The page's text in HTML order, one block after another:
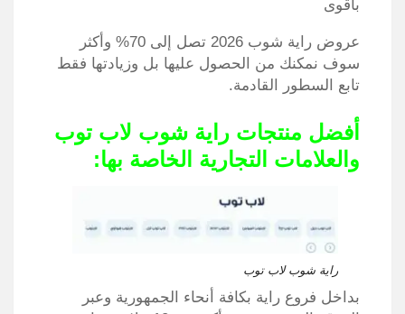
بأقوى
عروض راية شوب 2026 تصل إلى 70% وأكثر
سوف نمكنك من الحصول عليها بل وزيادتها فقط
تابع السطور القادمة.
أفضل منتجات راية شوب لاب توب
والعلامات التجارية الخاصة بها:
راية شوب لاب توب
بداخل فروع راية بكافة أنحاء الجمهورية وعبر